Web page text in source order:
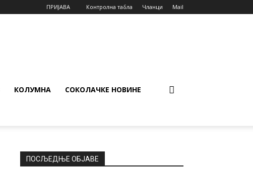
ПРИЈАВА Контролна табла Чланци Mail
КОЛУМНА СОКОЛАЧКЕ НОВИНЕ
ПОСЉЕДЊЕ ОБЈАВЕ